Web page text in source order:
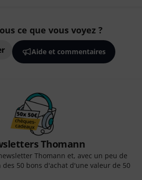
ce que vous voyez ?
Aide et commentaires
Thomann
Thomann et, avec un peu de
des 50 bons d'achat d'une valeur de 50